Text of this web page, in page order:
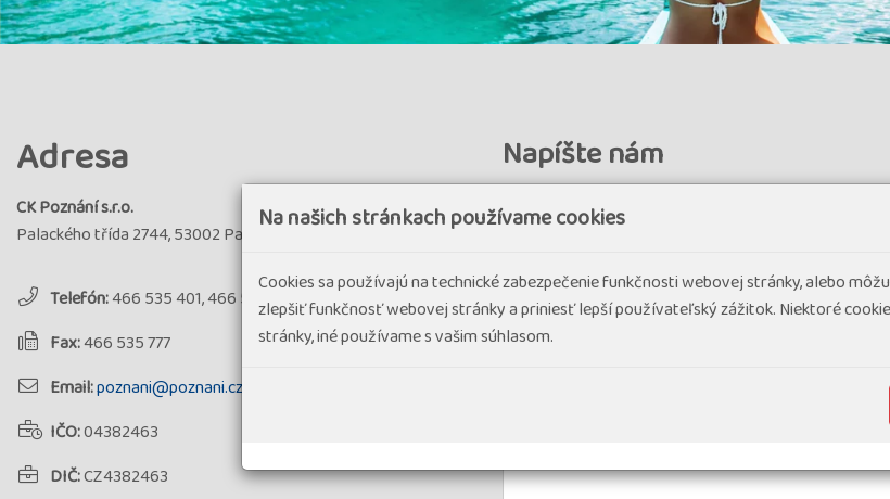
Adresa
CK Poznání s.r.o.
Palackého třída 2744, 53002 Pardubice
Telefón:466 535 401, 466 535 402
Fax:466 535 777
Email:poznani@poznani.cz
IČO:04382463
DIČ:CZ4382463
Napíšte nám
Email
Na našich stránkach používame cookies
Cookies sa používajú na technické zabezpečenie funkčnosti webovej stránky, alebo
zlepšiť funkčnosť webovej stránky a priniesť lepší používateľský zážitok. Niektoré
stránky, iné používame s vašim súhlasom.